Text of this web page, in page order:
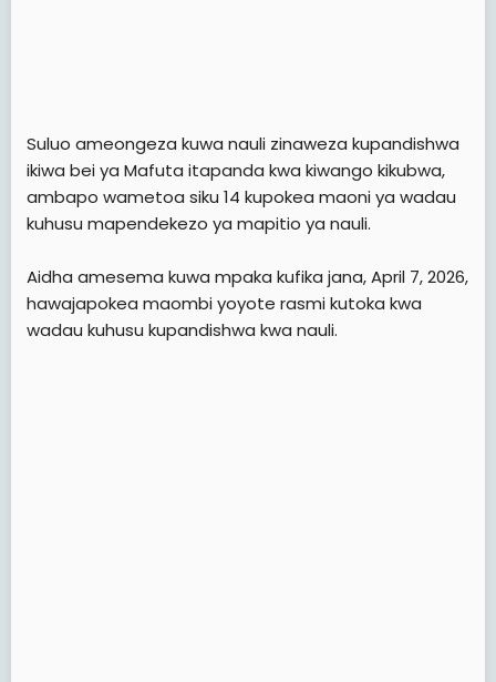
Suluo ameongeza kuwa nauli zinaweza kupandishwa
ikiwa bei ya Mafuta itapanda kwa kiwango kikubwa,
ambapo wametoa siku 14 kupokea maoni ya wadau
kuhusu mapendekezo ya mapitio ya nauli.
Aidha amesema kuwa mpaka kufika jana, April 7, 2026,
hawajapokea maombi yoyote rasmi kutoka kwa
wadau kuhusu kupandishwa kwa nauli.